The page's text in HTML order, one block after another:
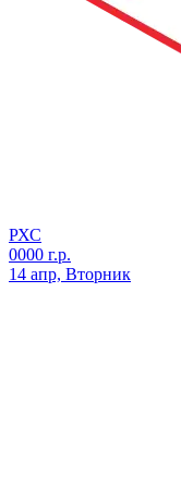
РХС
0000 г.р.
14 апр, Вторник